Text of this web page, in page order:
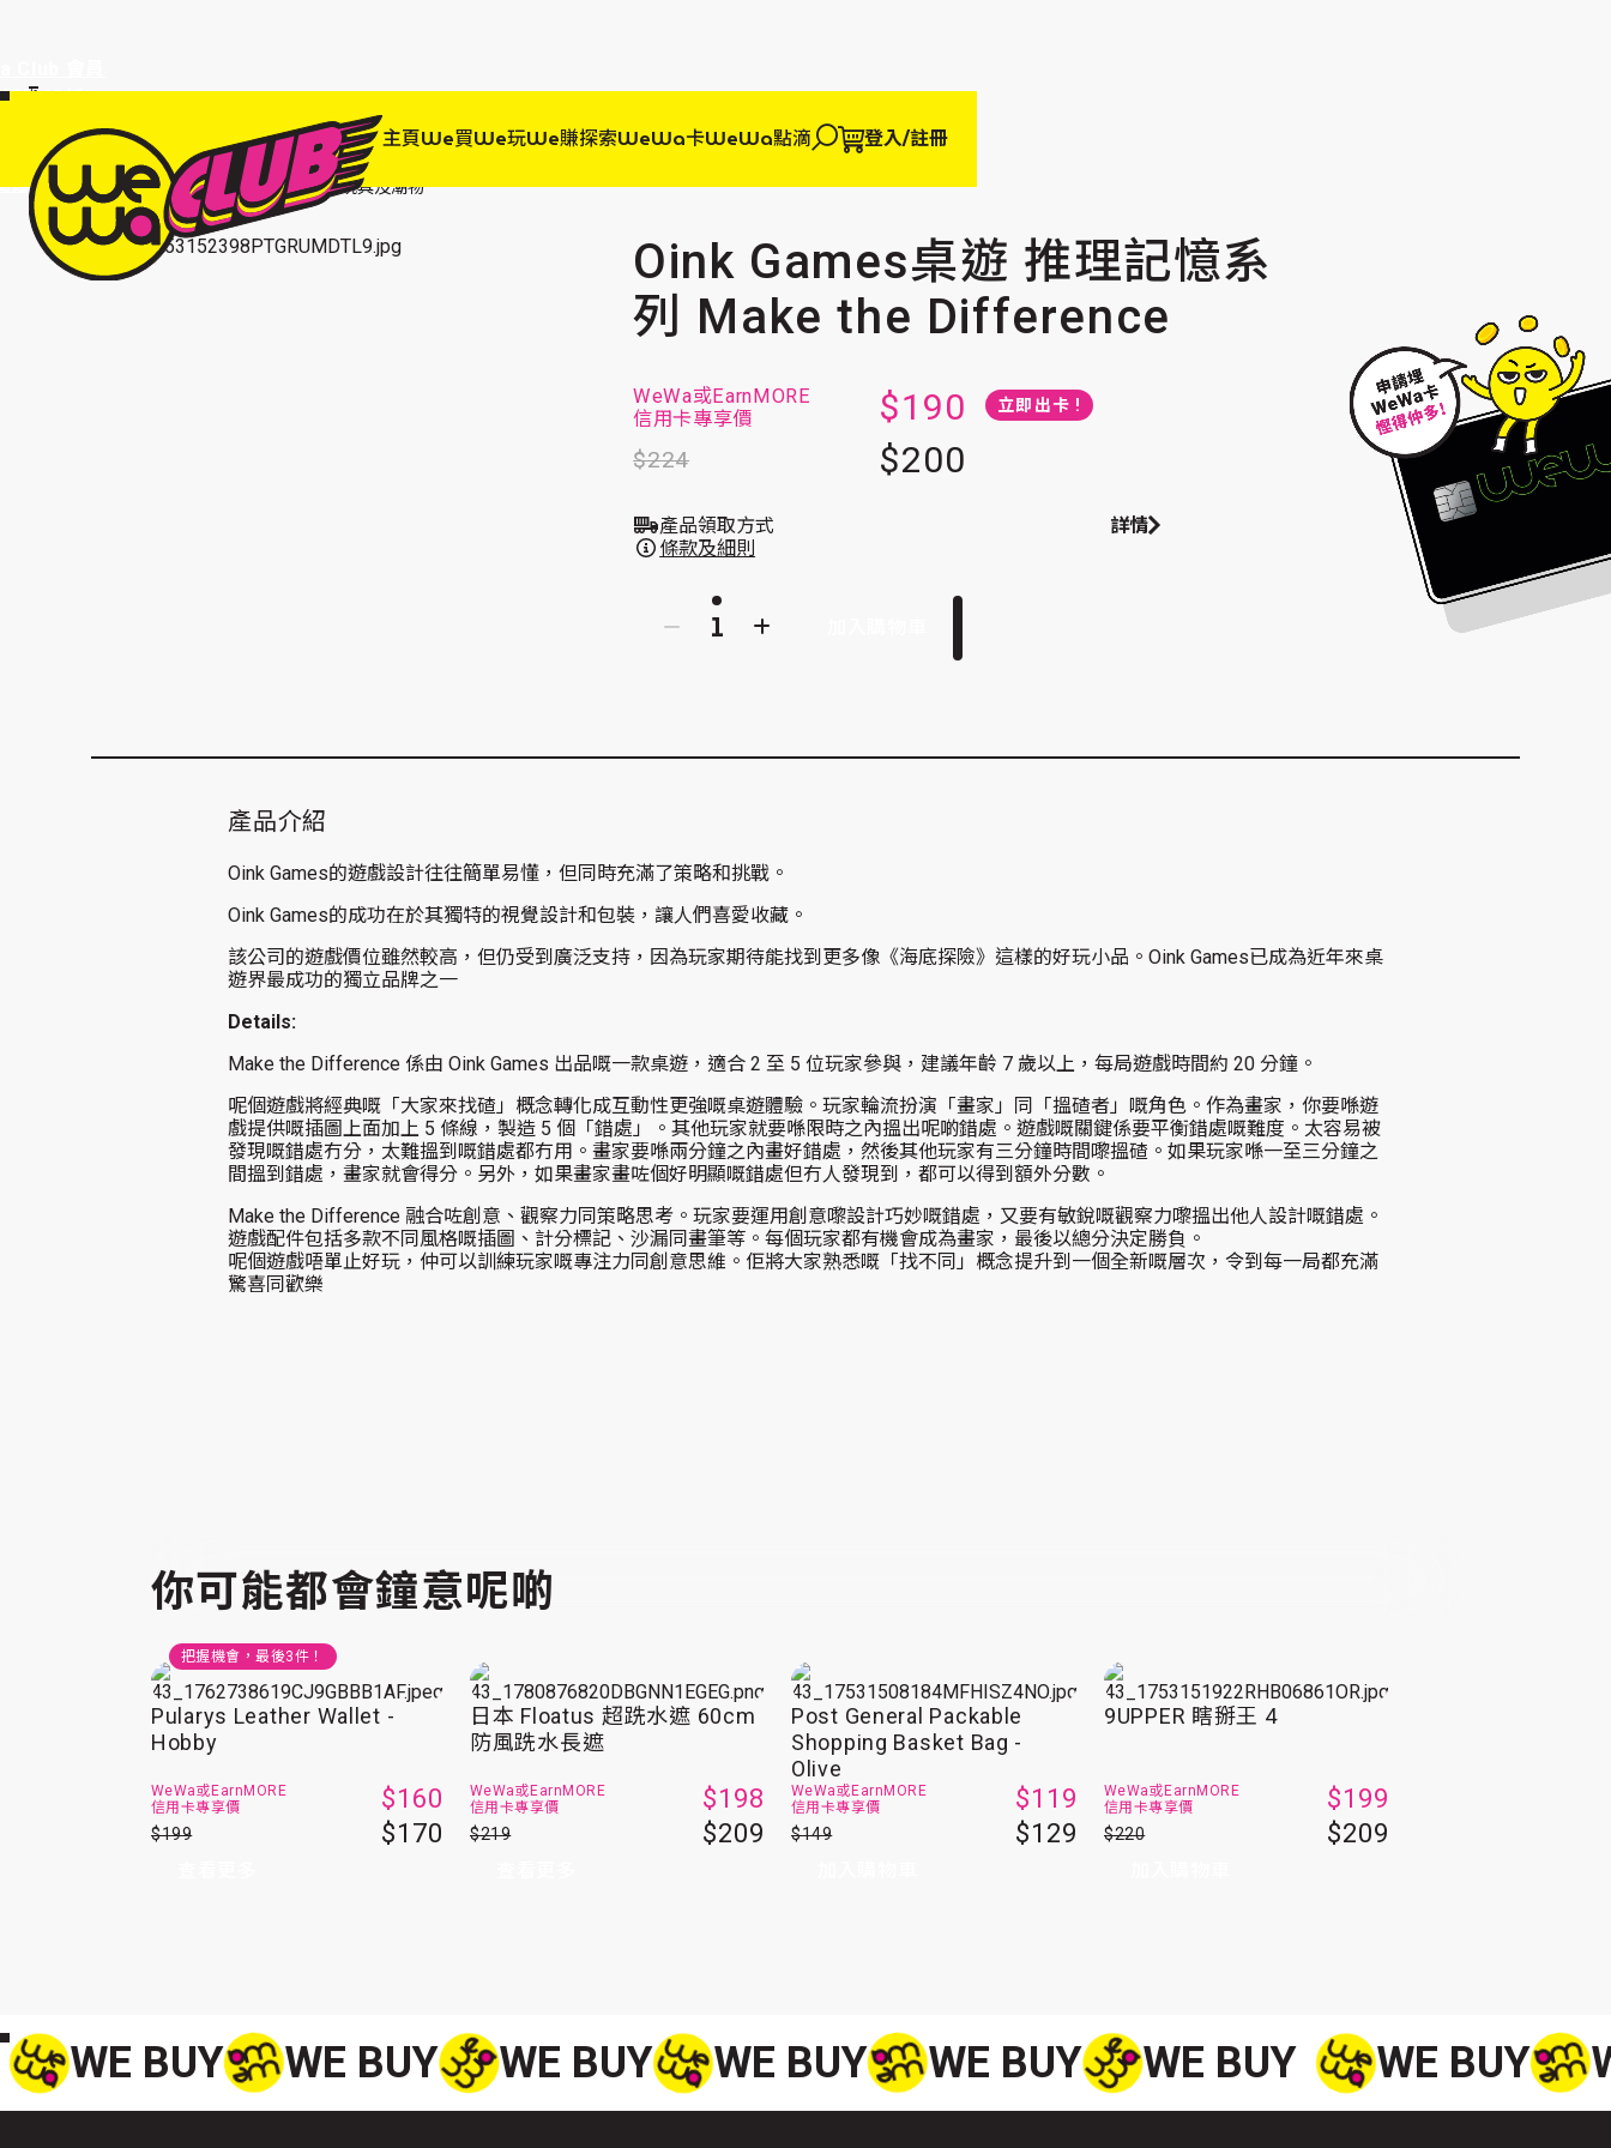
單95折!
輸入優惠
即
達95折!
主頁We買We玩We賺探索WeWa卡WeWa點滴 登入/註冊
主頁 We 買 玩樂體驗 玩具及潮物
Oink Games桌遊 推理記憶系列 Make the Difference
Oink Games桌遊 推理記憶系
列 Make the Difference
WeWa或EarnMORE
信用卡專享價
$190 立即出卡 !
$224 $200
產品領取方式 詳情
條款及細則
產品介紹
Oink Games的遊戲設計往往簡單易懂，但同時充滿了策略和挑戰。
Oink Games的成功在於其獨特的視覺設計和包裝，讓人們喜愛收藏。
該公司的遊戲價位雖然較高，但仍受到廣泛支持，因為玩家期待能找到更多像《海底探險》這樣的好玩小品。Oink Games已成為近年來桌
遊界最成功的獨立品牌之一
Details:
Make the Difference 係由 Oink Games 出品嘅一款桌遊，適合 2 至 5 位玩家參與，建議年齡 7 歲以上，每局遊戲時間約 20 分鐘。
呢個遊戲將經典嘅「大家來找碴」概念轉化成互動性更強嘅桌遊體驗。玩家輪流扮演「畫家」同「搵碴者」嘅角色。作為畫家，你要喺遊
戲提供嘅插圖上面加上 5 條線，製造 5 個「錯處」。其他玩家就要喺限時之內搵出呢啲錯處。遊戲嘅關鍵係要平衡錯處嘅難度。太容易被
發現嘅錯處冇分，太難搵到嘅錯處都冇用。畫家要喺兩分鐘之內畫好錯處，然後其他玩家有三分鐘時間嚟搵碴。如果玩家喺一至三分鐘之
間搵到錯處，畫家就會得分。另外，如果畫家畫咗個好明顯嘅錯處但冇人發現到，都可以得到額外分數。
Make the Difference 融合咗創意、觀察力同策略思考。玩家要運用創意嚟設計巧妙嘅錯處，又要有敏銳嘅觀察力嚟搵出他人設計嘅錯處。
遊戲配件包括多款不同風格嘅插圖、計分標記、沙漏同畫筆等。每個玩家都有機會成為畫家，最後以總分決定勝負。
呢個遊戲唔單止好玩，仲可以訓練玩家嘅專注力同創意思維。佢將大家熟悉嘅「找不同」概念提升到一個全新嘅層次，令到每一局都充滿
驚喜同歡樂
你可能都會鐘意呢啲
把握機會，最後3件！
Pularys Leather Wallet -
Hobby
WeWa或EarnMORE
信用卡專享價
$160
$199 $170
日本 Floatus 超跣水遮 60cm
防風跣水長遮
WeWa或EarnMORE
信用卡專享價
$198
$219 $209
Post General Packable
Shopping Basket Bag -
Olive
WeWa或EarnMORE
信用卡專享價
$119
$149
$129
9UPPER 瞎掰王 4
WeWa或EarnMORE
信用卡專享價
$199
$220
$209
WE BUY WE BUY WE BUY WE BUY WE BUY WE BUY WE BUY